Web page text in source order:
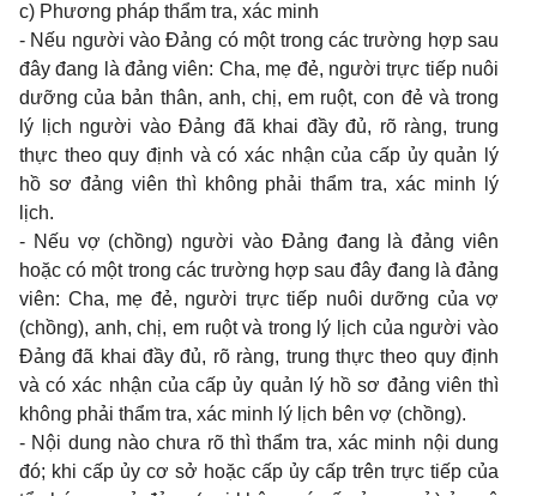
c) Phương pháp thẩm tra, xác minh
- Nếu người vào Đảng có một trong các trường hợp sau
đây đang là đảng viên: Cha, mẹ đẻ, người trực tiếp nuôi
dưỡng của bản thân, anh, chị, em ruột, con đẻ và trong
lý lịch người vào Đảng đã khai đầy đủ, rõ ràng, trung
thực theo quy định và có xác nhận của cấp ủy quản lý
hồ sơ đảng viên thì không phải thẩm tra, xác minh lý
lịch.
- Nếu vợ (chồng) người vào Đảng đang là đảng viên
hoặc có một trong các trường hợp sau đây đang là đảng
viên: Cha, mẹ đẻ, người trực tiếp nuôi dưỡng của vợ
(chồng), anh, chị, em ruột và trong lý lịch của người vào
Đảng đã khai đầy đủ, rõ ràng, trung thực theo quy định
và có xác nhận của cấp ủy quản lý hồ sơ đảng viên thì
không phải thẩm tra, xác minh lý lịch bên vợ (chồng).
- Nội dung nào chưa rõ thì thẩm tra, xác minh nội dung
đó; khi cấp ủy cơ sở hoặc cấp ủy cấp trên trực tiếp của